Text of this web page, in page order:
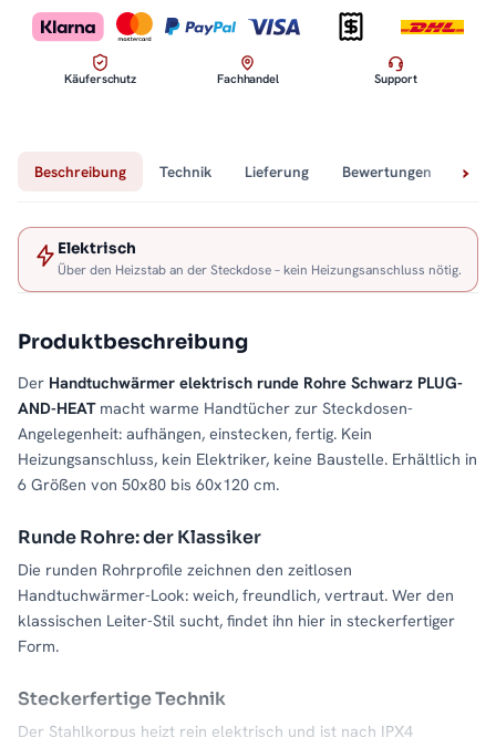
Käuferschutz Fachhandel Support
Beschreibung Technik Lieferung Bewertungen
Elektrisch
Über den Heizstab an der Steckdose – kein Heizungsanschluss nötig.
Produktbeschreibung
Der Handtuchwärmer elektrisch runde Rohre Schwarz PLUG-
AND-HEATmacht warme Handtücher zur Steckdosen-
Angelegenheit: aufhängen, einstecken, fertig. Kein
Heizungsanschluss, kein Elektriker, keine Baustelle. Erhältlich in
6 Größen von 50x80 bis 60x120 cm.
Runde Rohre: der Klassiker
Die runden Rohrprofile zeichnen den zeitlosen
Handtuchwärmer-Look: weich, freundlich, vertraut. Wer den
klassischen Leiter-Stil sucht, findet ihn hier in steckerfertiger
Form.
Steckerfertige Technik
Der Stahlkorpus heizt rein elektrisch und ist nach IPX4